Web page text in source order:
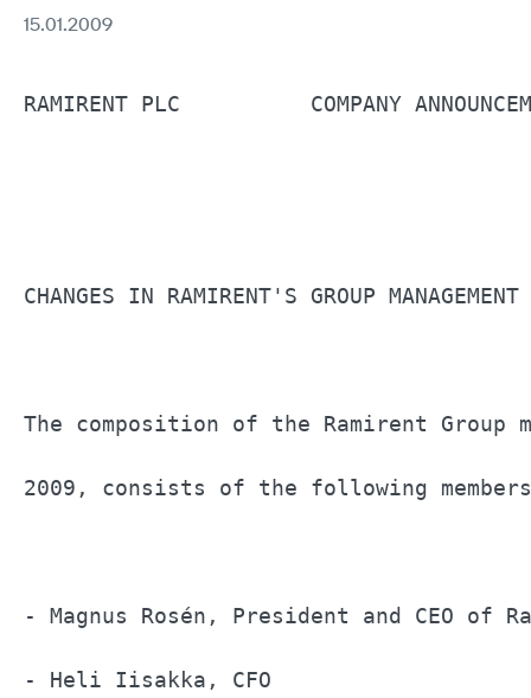
15.01.2009
RAMIRENT PLC          COMPANY
CHANGES IN RAMIRENT'S
The composition of the Ramirent
2009, consists of
- Magnus Rosén,
- Heli